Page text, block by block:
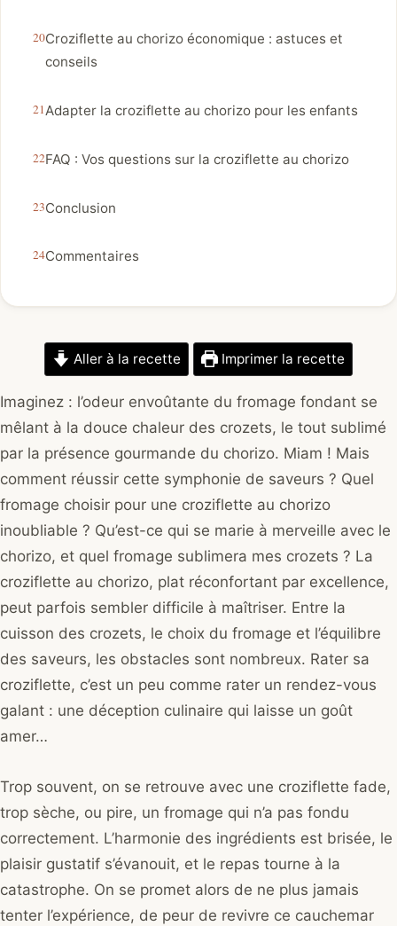
Croziflette au chorizo économique : astuces et
conseils
Adapter la croziflette au chorizo pour les enfants
FAQ : Vos questions sur la croziflette au chorizo
Conclusion
Commentaires
Aller à la recette Imprimer la recette
Imaginez : l’odeur envoûtante du fromage fondant se
mêlant à la douce chaleur des crozets, le tout sublimé
par la présence gourmande du chorizo. Miam ! Mais
comment réussir cette symphonie de saveurs ? Quel
fromage choisir pour une croziflette au chorizo
inoubliable ? Qu’est-ce qui se marie à merveille avec le
chorizo, et quel fromage sublimera mes crozets ? La
croziflette au chorizo, plat réconfortant par excellence,
peut parfois sembler difficile à maîtriser. Entre la
cuisson des crozets, le choix du fromage et l’équilibre
des saveurs, les obstacles sont nombreux. Rater sa
croziflette, c’est un peu comme rater un rendez-vous
galant : une déception culinaire qui laisse un goût
amer…
Trop souvent, on se retrouve avec une croziflette fade,
trop sèche, ou pire, un fromage qui n’a pas fondu
correctement. L’harmonie des ingrédients est brisée, le
plaisir gustatif s’évanouit, et le repas tourne à la
catastrophe. On se promet alors de ne plus jamais
tenter l’expérience, de peur de revivre ce cauchemar